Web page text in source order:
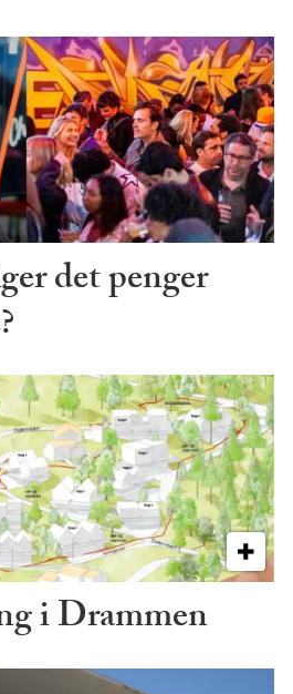
det penger
i Drammen